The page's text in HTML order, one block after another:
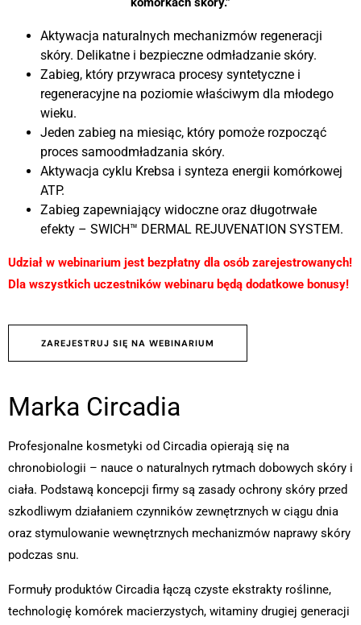
Aktywacja naturalnych mechanizmów regeneracji
skóry. Delikatne i bezpieczne odmładzanie skóry.
Zabieg, który przywraca procesy syntetyczne i
regeneracyjne na poziomie właściwym dla młodego
wieku.
Jeden zabieg na miesiąc, który pomoże rozpocząć
proces samoodmładzania skóry.
Aktywacja cyklu Krebsa i synteza energii komórkowej
ATP.
Zabieg zapewniający widoczne oraz długotrwałe
efekty – SWICH™ DERMAL REJUVENATION SYSTEM.
Udział w webinarium jest bezpłatny dla osób zarejestrowanych!
Dla wszystkich uczestników webinaru będą dodatkowe bonusy!
ZAREJESTRUJ SIĘ NA WEBINARIUM
Marka Circadia
Profesjonalne kosmetyki od Circadia opierają się na
chronobiologii – nauce o naturalnych rytmach dobowych skóry i
ciała. Podstawą koncepcji firmy są zasady ochrony skóry przed
szkodliwym działaniem czynników zewnętrznych w ciągu dnia
oraz stymulowanie wewnętrznych mechanizmów naprawy skóry
podczas snu.
Formuły produktów Circadia łączą czyste ekstrakty roślinne,
technologię komórek macierzystych, witaminy drugiej generacji